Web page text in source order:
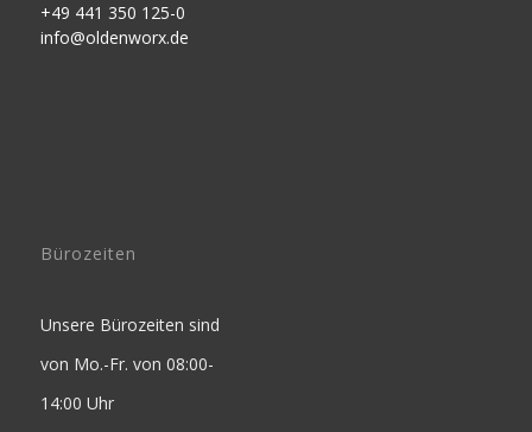
+49 441 350 125-0
info@oldenworx.de
Bürozeiten
Unsere Bürozeiten sind
von Mo.-Fr. von 08:00-
14:00 Uhr